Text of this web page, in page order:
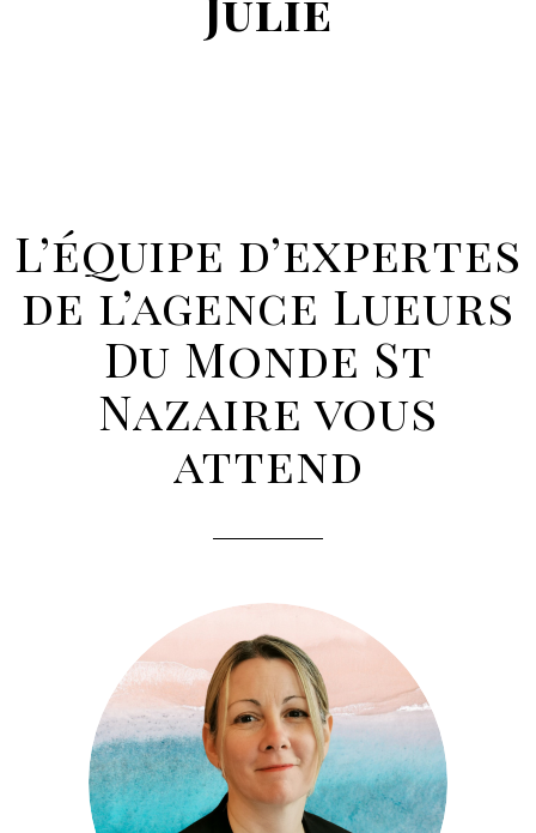
L’équipe d’expertes
de l’agence Lueurs
Du Monde St
Nazaire vous
attend